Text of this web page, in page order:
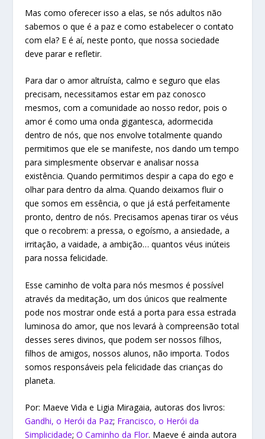
Mas como oferecer isso a elas, se nós adultos não
sabemos o que é a paz e como estabelecer o contato
com ela? E é aí, neste ponto, que nossa sociedade
deve parar e refletir.
Para dar o amor altruísta, calmo e seguro que elas
precisam, necessitamos estar em paz conosco
mesmos, com a comunidade ao nosso redor, pois o
amor é como uma onda gigantesca, adormecida
dentro de nós, que nos envolve totalmente quando
permitimos que ele se manifeste, nos dando um tempo
para simplesmente observar e analisar nossa
existência. Quando permitimos despir a capa do ego e
olhar para dentro da alma. Quando deixamos fluir o
que somos em essência, o que já está perfeitamente
pronto, dentro de nós. Precisamos apenas tirar os véus
que o recobrem: a pressa, o egoísmo, a ansiedade, a
irritação, a vaidade, a ambição… quantos véus inúteis
para nossa felicidade.
Esse caminho de volta para nós mesmos é possível
através da meditação, um dos únicos que realmente
pode nos mostrar onde está a porta para essa estrada
luminosa do amor, que nos levará à compreensão total
desses seres divinos, que podem ser nossos filhos,
filhos de amigos, nossos alunos, não importa. Todos
somos responsáveis pela felicidade das crianças do
planeta.
Por: Maeve Vida e Ligia Miragaia, autoras dos livros:
Gandhi, o Herói da Paz; Francisco, o Herói da
Simplicidade;O Caminho da Flor. Maeve é ainda autora